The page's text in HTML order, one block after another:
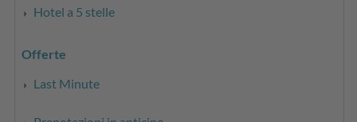
Hotel a 5 stelle
Offerte
Last Minute